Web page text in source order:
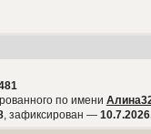
по имени
, зафиксирован —